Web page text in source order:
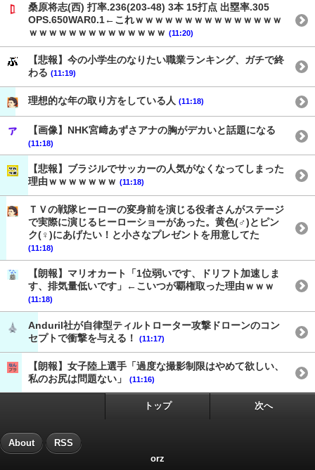
桑原将志(西) 打率.236(203-48) 3本 15打点 出塁率.305
OPS.650WAR0.1←これｗｗｗｗｗｗｗｗｗｗｗｗｗｗｗ
ｗｗｗｗｗｗｗｗｗｗｗｗｗｗ (11:20)
【悲報】今の小学生のなりたい職業ランキング、ガチで終
わる (11:19)
理想的な年の取り方をしている人 (11:18)
【画像】NHK宮﨑あずさアナの胸がデカいと話題になる
(11:18)
【悲報】ブラジルでサッカーの人気がなくなってしまった
理由ｗｗｗｗｗｗｗ (11:18)
ＴＶの戦隊ヒーローの変身前を演じる役者さんがステージ
で実際に演じるヒーローショーがあった。黄色(♂)とピン
ク(♀)にあげたい！と小さなプレゼントを用意してた
(11:18)
【朗報】マリオカート「1位弱いです、ドリフト加速しま
す、排気量低いです」←こいつが覇権取った理由ｗｗｗ
(11:18)
Anduril社が自律型ティルトローター攻撃ドローンのコン
セプトで衝撃を与える！
(11:17)
【朗報】女子陸上選手「過度な撮影制限はやめて欲しい、
私のお尻は問題ない」
(11:16)
トップ 次へ
About RSS
orz